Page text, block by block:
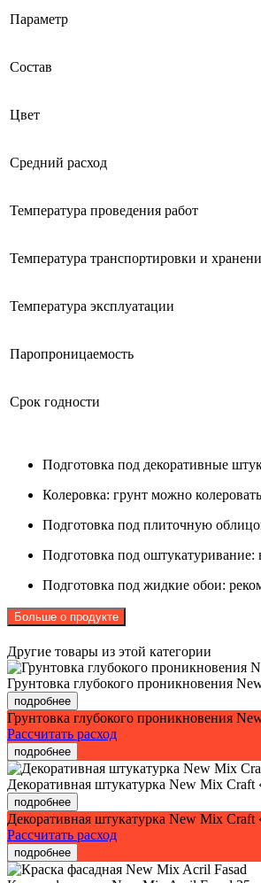
Параметр
Состав
Цвет
Средний расход
Температура проведения работ
Температура транспортировки и
Температура эксплуатации
Паропроницаемость
Срок годности
Подготовка под декоративные
Колеровка: грунт можно
Подготовка под плиточную
Подготовка под
Подготовка под жидкие обои:
Больше о продукте
Другие товары из этой категории
Грунтовка глубокого проникновения
подробнее
Грунтовка глубокого проникновения
Рассчитать расход
подробнее
Декоративная штукатурка New Mix Craft
подробнее
Декоративная штукатурка New Mix Craft
Рассчитать расход
подробнее